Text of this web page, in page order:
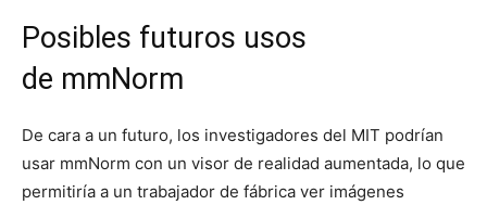
Posibles futuros usos
de mmNorm
De cara a un futuro, los investigadores del MIT podrían
usar mmNorm con un visor de realidad aumentada, lo que
permitiría a un trabajador de fábrica ver imágenes